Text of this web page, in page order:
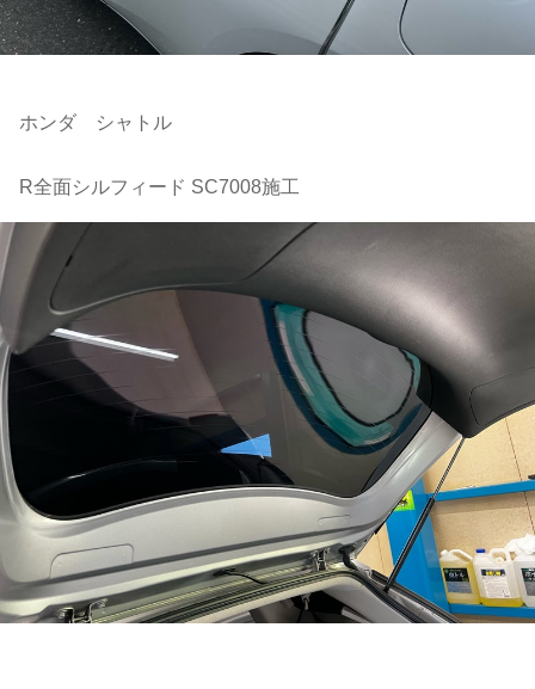
ホンダ シャトル
R全面シルフィード SC7008施工